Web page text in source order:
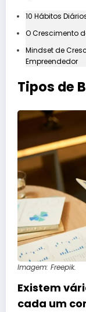
10 Hábitos
O Crescimento
Mindset de
Empreendedor
Tipos de
Imagem: Freepik.
Existem
cada um